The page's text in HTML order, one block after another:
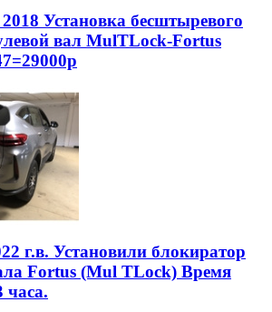
Установка бесштыревого
вал MulTLock-Fortus
г.в. Установили блокиратор
Fortus (Mul TLock) Время
часа.